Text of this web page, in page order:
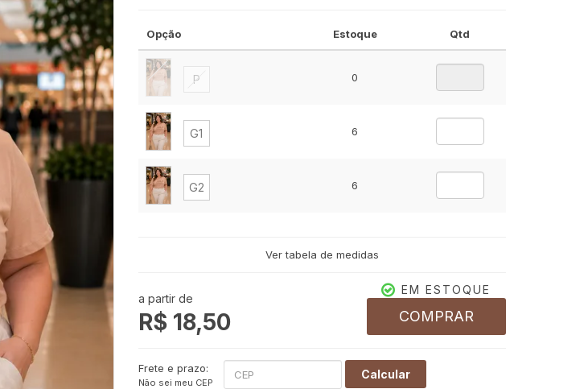
Opção Estoque Qtd
P 0
G1 6
G2 6
Ver tabela de medidas
a partir de
R$ 18,50
EM ESTOQUE
COMPRAR
Frete e prazo:
Não sei meu CEP
Calcular